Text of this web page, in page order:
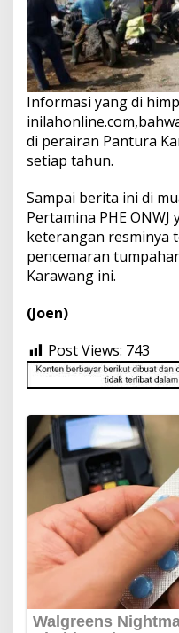
Informasi yang di
di perairan Pantura
setiap tahun.
Sampai berita ini di
Pertamina PHE
keterangan resminya
pencemaran
Karawang ini.
(Joen)
Post Views: 743